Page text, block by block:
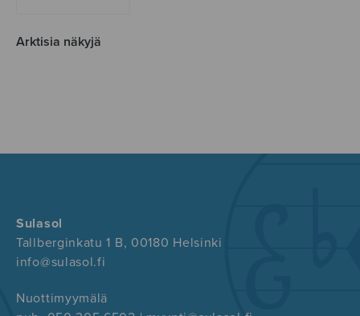
Arktisia näkyjä
Sulasol
Tallberginkatu 1 B, 00180 Helsinki
info@sulasol.fi
Nuottimyymälä